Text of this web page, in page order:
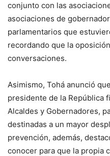
conjunto con las
asociaciones de
parlamentarios que
recordando que la
conversaciones.
Asimismo, Tohá anunció
presidente de la República
Alcaldes y Gobernadores,
destinadas a un mayor
prevención, además,
conocer para que la propia